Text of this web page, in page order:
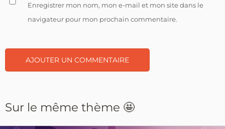
Enregistrer mon nom, mon e-mail et mon site dans le
navigateur pour mon prochain commentaire.
Sur le même thème 🤩